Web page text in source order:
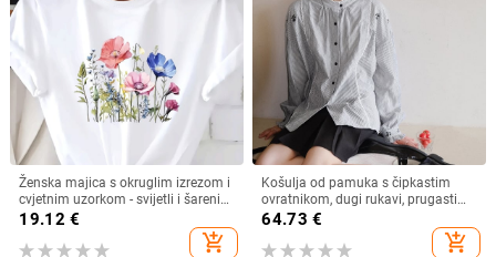
Ženska majica s okruglim izrezom i
cvjetnim uzorkom - svijetli i šareni
cvjetni uzorak, prozračna rastezljiva
tkanina, periva u perilici rublja
19.12 €
add_shopping_cart
Košulja od pamuka s čipkastim
ovratnikom, dugi rukavi, prugasti
uzorak
64.73 €
add_shopping_cart